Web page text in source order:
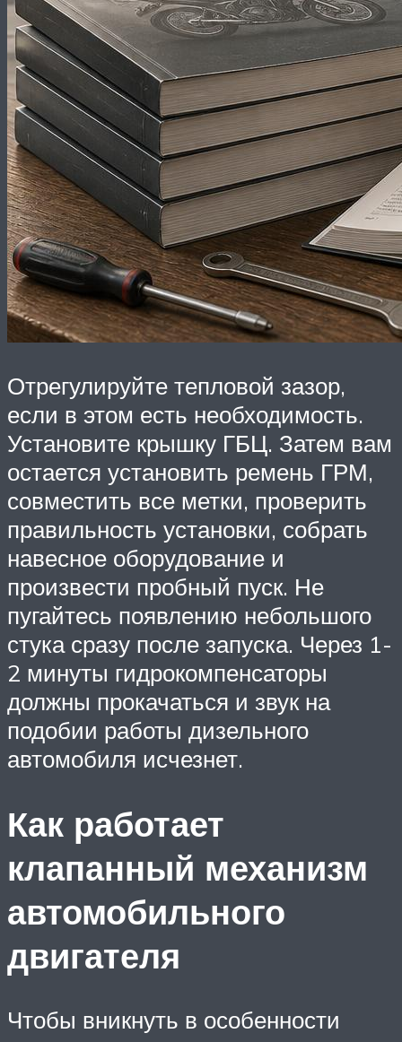
Отрегулируйте тепловой зазор,
если в этом есть необходимость.
Установите крышку ГБЦ. Затем вам
остается установить ремень ГРМ,
совместить все метки, проверить
правильность установки, собрать
навесное оборудование и
произвести пробный пуск. Не
пугайтесь появлению небольшого
стука сразу после запуска. Через 1-
2 минуты гидрокомпенсаторы
должны прокачаться и звук на
подобии работы дизельного
автомобиля исчезнет.
Как работает
клапанный механизм
автомобильного
двигателя
Чтобы вникнуть в особенности